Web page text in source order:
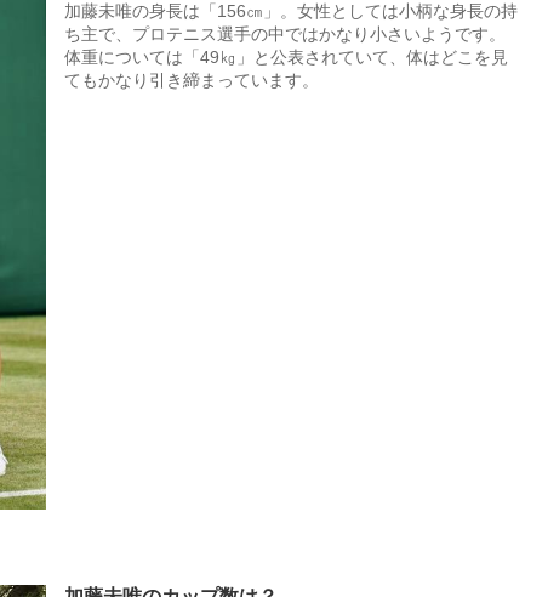
加藤未唯の身長は「156㎝」。女性としては小柄な身長の持
ち主で、プロテニス選手の中ではかなり小さいようです。
体重については「49㎏」と公表されていて、体はどこを見
てもかなり引き締まっています。